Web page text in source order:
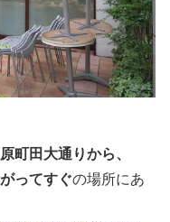
原町田大通りから、
ってすぐの場所にあ